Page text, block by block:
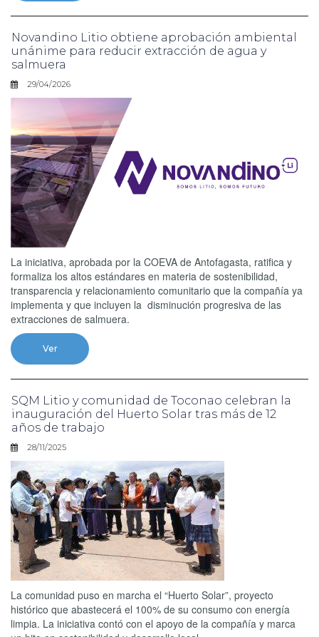
Novandino Litio obtiene aprobación ambiental
unánime para reducir extracción de agua y
salmuera
29/04/2026
La iniciativa, aprobada por la COEVA de Antofagasta, ratifica y
formaliza los altos estándares en materia de sostenibilidad,
transparencia y relacionamiento comunitario que la compañía ya
implementa y que incluyen la disminución progresiva de las
extracciones de salmuera.
Ver
SQM Litio y comunidad de Toconao celebran la
inauguración del Huerto Solar tras más de 12
años de trabajo
28/11/2025
La comunidad puso en marcha el “Huerto Solar”, proyecto
histórico que abastecerá el 100% de su consumo con energía
limpia. La iniciativa contó con el apoyo de la compañía y marca